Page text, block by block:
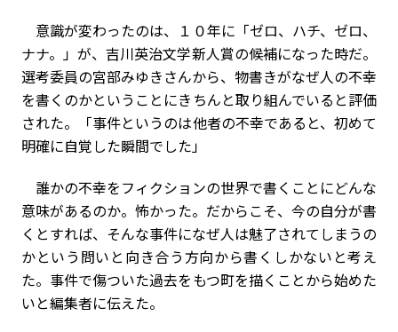
意識が変わったのは、１０年に「ゼロ、ハチ、ゼロ、
ナナ。」が、吉川英治文学新人賞の候補になった時だ。
選考委員の宮部みゆきさんから、物書きがなぜ人の不幸
を書くのかということにきちんと取り組んでいると評価
された。「事件というのは他者の不幸であると、初めて
明確に自覚した瞬間でした」
誰かの不幸をフィクションの世界で書くことにどんな
意味があるのか。怖かった。だからこそ、今の自分が書
くとすれば、そんな事件になぜ人は魅了されてしまうの
かという問いと向き合う方向から書くしかないと考え
た。事件で傷ついた過去をもつ町を描くことから始めた
いと編集者に伝えた。